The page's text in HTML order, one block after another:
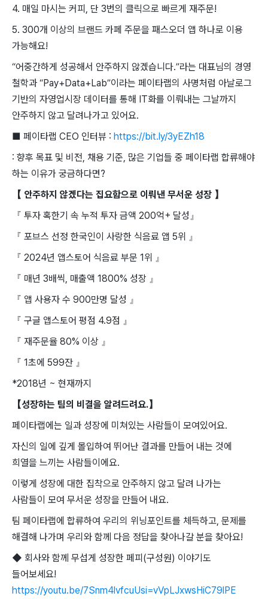
4. 매일 마시는 커피, 단 3번의 클릭으로 빠르게 재주문!
5. 300개 이상의 브랜드 카페 주문을 패스오더 앱 하나로 이용
가능해요!
“어중간하게 성공해서 안주하지 않겠습니다.”라는 대표님의 경영
철학과 “Pay+Data+Lab”이라는 페이타랩의 사명처럼 아날로그
기반의 자영업시장 데이터를 통해 IT화를 이뤄내는 그날까지
안주하지 않고 달려나가고 있어요.
■ 페이타랩 CEO 인터뷰 : https://bit.ly/3yEZh18
: 향후 목표 및 비전, 채용 기준, 많은 기업들 중 페이타랩 합류해야
하는 이유가 궁금하다면?
【 안주하지 않겠다는 집요함으로 이뤄낸 무서운 성장 】
『 투자 혹한기 속 누적 투자 금액 200억+ 달성』
『 포브스 선정 한국인이 사랑한 식음료 앱 5위 』
『 2024년 앱스토어 식음료 부문 1위 』
『 매년 3배씩, 매출액 1800% 성장 』
『 앱 사용자 수 900만명 달성 』
『 구글 앱스토어 평점 4.9점 』
『 재주문율 80% 이상 』
『 1초에 599잔 』
*2018년 ~ 현재까지
【성장하는 팀의 비결을 알려드려요.】
페이타랩에는 일과 성장에 미쳐있는 사람들이 모여있어요.
자신의 일에 깊게 몰입하여 뛰어난 결과를 만들어 내는 것에
희열을 느끼는 사람들이에요.
이렇게 성장에 대한 집착으로 안주하지 않고 달려 나가는
사람들이 모여 무서운 성장을 만들어 내요.
팀 페이타랩에 합류하여 우리의 위닝포인트를 체득하고, 문제를
해결해 나가며 우리와 함께 다음 정답을 찾아나갈 분을 찾아요!
◆ 회사와 함께 무섭게 성장한 페피(구성원) 이야기도
들어보세요!
https://youtu.be/7Snm4lvfcuUsi=vVpLJxwsHiC79lPE